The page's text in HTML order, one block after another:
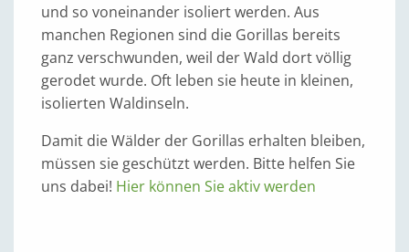
und so voneinander isoliert werden. Aus
manchen Regionen sind die Gorillas bereits
ganz verschwunden, weil der Wald dort völlig
gerodet wurde. Oft leben sie heute in kleinen,
isolierten Waldinseln.
Damit die Wälder der Gorillas erhalten bleiben,
müssen sie geschützt werden. Bitte helfen Sie
uns dabei! Hier können Sie aktiv werden